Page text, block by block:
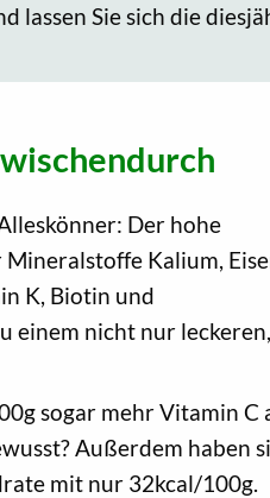
lassen Sie sich die
Der hohe
Kalium,
K, Biotin und
einem nicht nur leckeren,
sogar mehr Vitamin C
Außerdem haben
mit nur 32kcal/100g.